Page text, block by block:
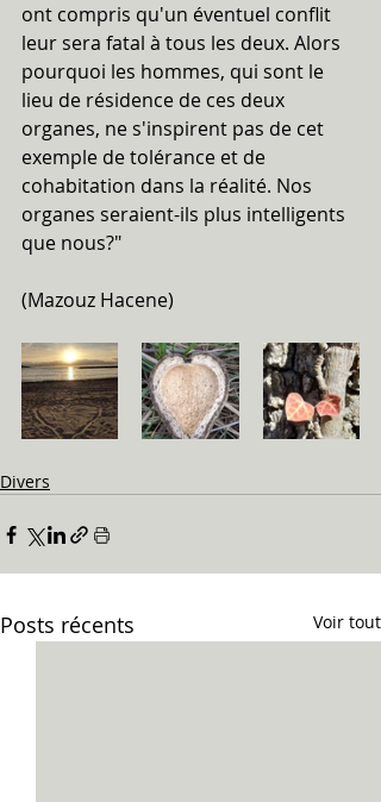
ont compris qu'un éventuel conflit
leur sera fatal à tous les deux. Alors
pourquoi les hommes, qui sont le
lieu de résidence de ces deux
organes, ne s'inspirent pas de cet
exemple de tolérance et de
cohabitation dans la réalité. Nos
organes seraient-ils plus intelligents
que nous?"
(Mazouz Hacene)
Divers
Posts récents Voir tout